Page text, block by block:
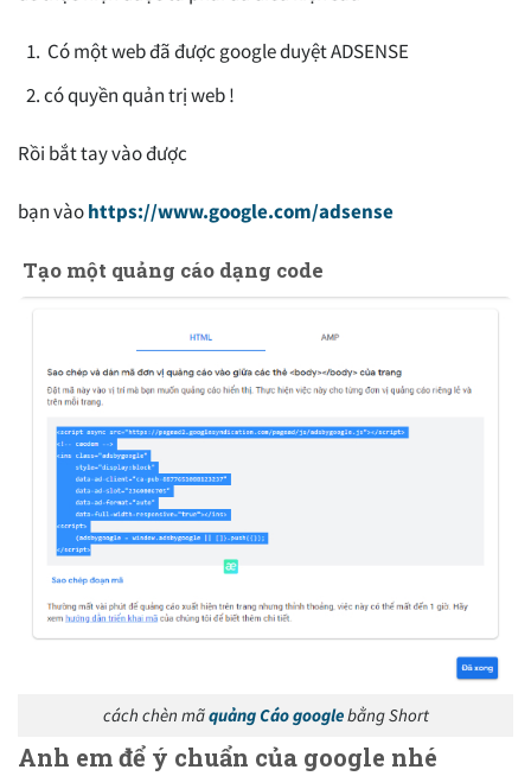
Có một web đã được google duyệt ADSENSE
có quyền quản trị web !
Rồi bắt tay vào được
bạn vàohttps://www.google.com/adsense
Tạo một quảng cáo dạng code
cách chèn mãquảng Cáo googlebằng Short
Anh em để ý chuẩn của google nhé